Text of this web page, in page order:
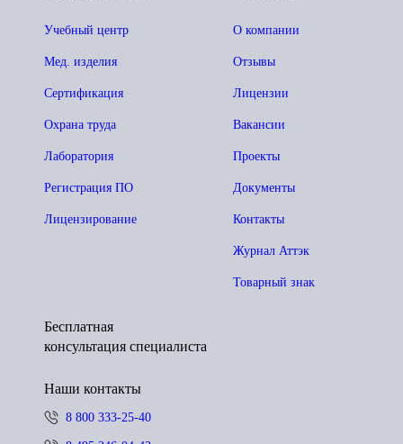
О компании
Отзывы
Лицензии
Вакансии
Проекты
Документы
Контакты
Журнал Аттэк
Товарный знак
Учебный центр
Мед. изделия
Сертификация
Охрана труда
Лаборатория
Регистрация ПО
Лицензирование
Бесплатная
консультация специалиста
Наши контакты
8 800 333-25-40